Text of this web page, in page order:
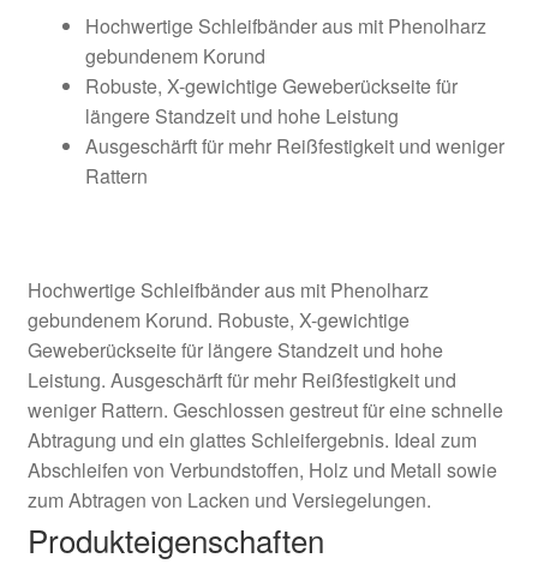
Hochwertige Schleifbänder aus mit Phenolharz
gebundenem Korund
Robuste, X-gewichtige Geweberückseite für
längere Standzeit und hohe Leistung
Ausgeschärft für mehr Reißfestigkeit und weniger
Rattern
Hochwertige Schleifbänder aus mit Phenolharz
gebundenem Korund. Robuste, X-gewichtige
Geweberückseite für längere Standzeit und hohe
Leistung. Ausgeschärft für mehr Reißfestigkeit und
weniger Rattern. Geschlossen gestreut für eine schnelle
Abtragung und ein glattes Schleifergebnis. Ideal zum
Abschleifen von Verbundstoffen, Holz und Metall sowie
zum Abtragen von Lacken und Versiegelungen.
Produkteigenschaften